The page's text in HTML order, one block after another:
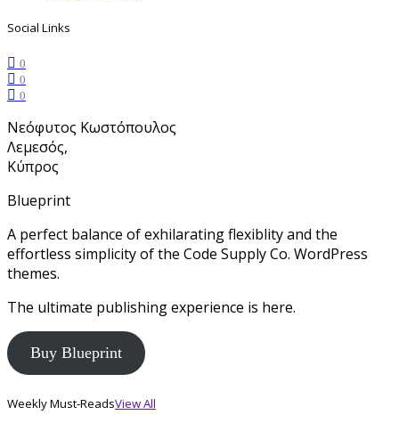
Social Links
0
0
0
Νεόφυτος Κωστόπουλος
Λεμεσός,
Κύπρος
Blueprint
A perfect balance of exhilarating flexiblity and the
effortless simplicity of the Code Supply Co. WordPress
themes.
The ultimate publishing experience is here.
Buy Blueprint
Weekly Must-ReadsView All